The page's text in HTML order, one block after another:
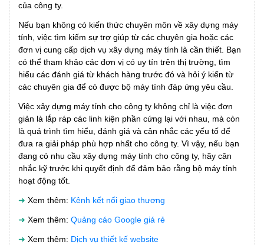
của công ty.
Nếu bạn không có kiến thức chuyên môn về xây dựng máy
tính, việc tìm kiếm sự trợ giúp từ các chuyên gia hoặc các
đơn vị cung cấp dịch vụ xây dựng máy tính là cần thiết. Bạn
có thể tham khảo các đơn vị có uy tín trên thị trường, tìm
hiểu các đánh giá từ khách hàng trước đó và hỏi ý kiến từ
các chuyên gia để có được bộ máy tính đáp ứng yêu cầu.
Việc xây dựng máy tính cho công ty không chỉ là việc đơn
giản là lắp ráp các linh kiện phần cứng lại với nhau, mà còn
là quá trình tìm hiểu, đánh giá và cân nhắc các yếu tố để
đưa ra giải pháp phù hợp nhất cho công ty. Vì vậy, nếu bạn
đang có nhu cầu xây dựng máy tính cho công ty, hãy cân
nhắc kỹ trước khi quyết định để đảm bảo rằng bộ máy tính
hoạt động tốt.
➜ Xem thêm: Kênh kết nối giao thương
➜ Xem thêm: Quảng cáo Google giá rẻ
➜ Xem thêm: Dịch vụ thiết kế website